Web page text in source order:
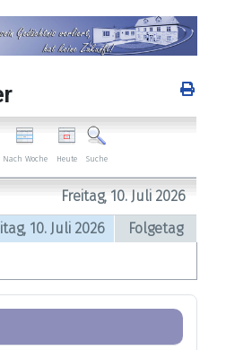
Nach Woche Heute Suche
Freitag, 10. Juli 2026
10. Juli 2026
Folgetag